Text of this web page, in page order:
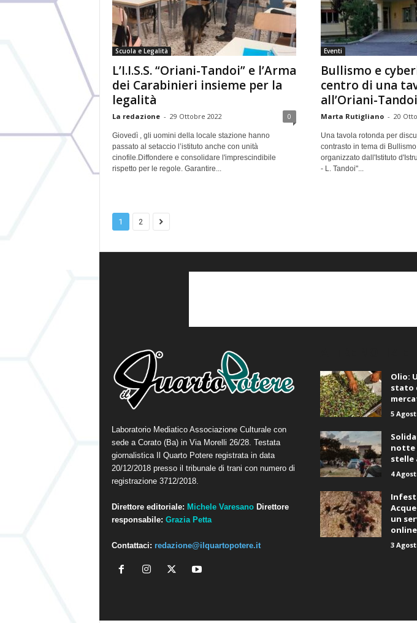
Scuola e Legalità
L’I.I.S.S. “Oriani-Tandoi” e l’Arma
dei Carabinieri insieme per la
legalità
La redazione - 29 Ottobre 2022 0
Giovedì , gli uomini della locale stazione hanno
passato al setaccio l’istituto anche con unità
cinofile.Diffondere e consolidare l'imprescindibile
rispetto per le regole. Garantire...
Eventi
Bullismo e
centro di una
all’Oriani-Tandoi
Marta Rutigliano - 20
Una tavola rotonda per
contrasto in tema di
organizzato dall'Istituto
- L. Tandoi"...
1 2
Laboratorio Mediatico Associazione Culturale con
sede a Corato (Ba) in Via Morelli 26/28. Testata
giornalistica Il Quarto Potere registrata in data
20/12/2018 presso il tribunale di trani con numero di
registrazione 3712/2018.
Direttore editoriale: Michele Varesano Direttore
responsabile: Grazia Petta
Contattaci: redazione@ilquartopotere.it
Olio:
stato
5
notte
stelle
4
un
online
3